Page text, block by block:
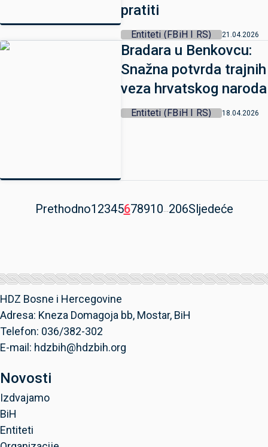
pratiti
Entiteti (FBiH I RS) 21.04.2026
Bradara u Benkovcu:
Snažna potvrda trajnih
veza hrvatskog naroda
Entiteti (FBiH I RS) 18.04.2026
Prethodno1 2345678910 206Sljedeće
HDZ Bosne i Hercegovine
Adresa: Kneza Domagoja bb, Mostar, BiH
Telefon: 036/382-302
E-mail: hdzbih@hdzbih.org
Novosti
Izdvajamo
BiH
Entiteti